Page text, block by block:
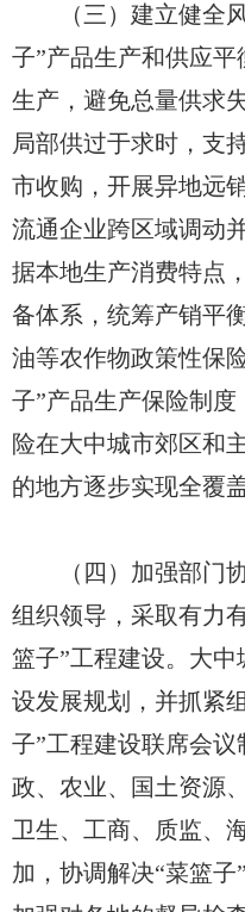
（三）建立健全风
子”产品生产和供应
生产，避免总量供求
局部供过于求时，支
市收购，开展异地远
流通企业跨区域调动
据本地生产消费特点
备体系，统筹产销平
油等农作物政策性保
子”产品生产保险制度
险在大中城市郊区和
的地方逐步实现全覆盖
（四）加强部门协
组织领导，采取有力
篮子”工程建设。大中
设发展规划，并抓紧
子”工程建设联席会
政、农业、国土资源
卫生、工商、质监、
加，协调解决“菜篮子